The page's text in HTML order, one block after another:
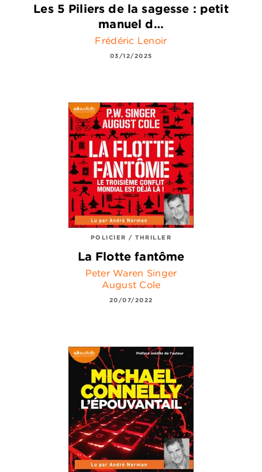
Les 5 Piliers de la sagesse : petit
manuel d…
Frédéric Lenoir
03/12/2025
POLICIER / THRILLER
La Flotte fantôme
Peter Waren Singer
August Cole
20/07/2022